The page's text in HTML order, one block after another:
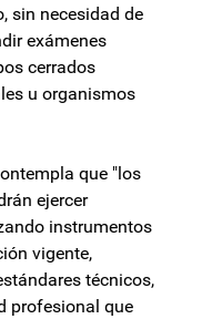
sin necesidad de
exámenes
cerrados
u organismos
que "los
ejercer
instrumentos
vigente,
técnicos,
profesional que